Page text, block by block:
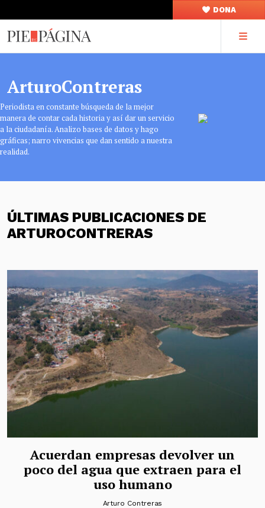
DONA
ArturoContreras
Periodista en constante búsqueda de la mejor
manera de contar cada historia y así dar un servicio
a la ciudadanía. Analizo bases de datos y hago
gráficas; narro vivencias que dan sentido a nuestra
realidad.
ÚLTIMAS PUBLICACIONES DE
ARTUROCONTRERAS
Acuerdan empresas devolver un
poco del agua que extraen para el
uso humano
Arturo Contreras